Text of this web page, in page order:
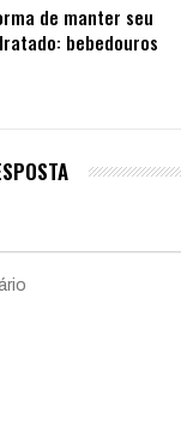
de manter seu
bebedouros